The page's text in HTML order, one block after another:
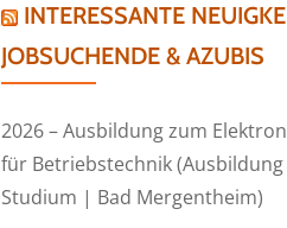
INTERESSANTE
JOBSUCHENDE & AZUBIS
2026 – Ausbildung zum
für Betriebstechnik (Ausbildung
Studium | Bad Mergentheim)